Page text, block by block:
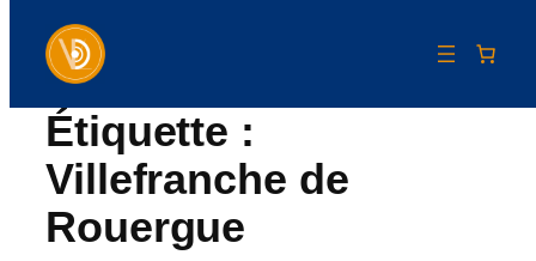
Aller
contenu
Étiquette :
Villefranche de
Rouergue